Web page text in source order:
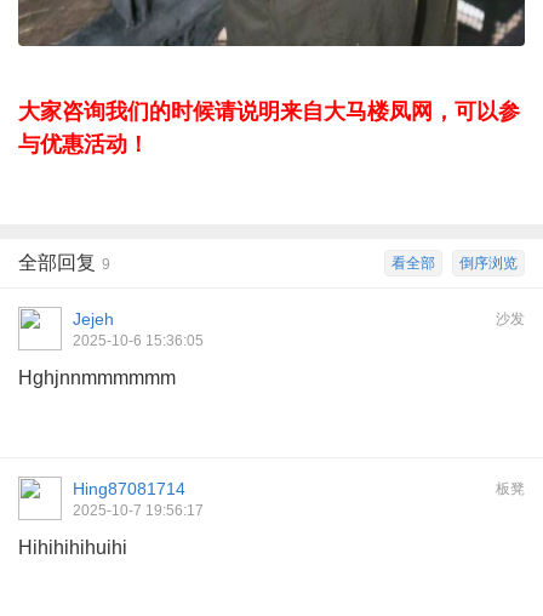
大家咨询我们的时候请说明来自大马楼凤网，可以参
与优惠活动！
倒序浏览
看全部
全部回复 9
沙发
Jejeh
2025-10-6 15:36:05
Hghjnnmmmmmm
板凳
Hing87081714
2025-10-7 19:56:17
Hihihihihuihi